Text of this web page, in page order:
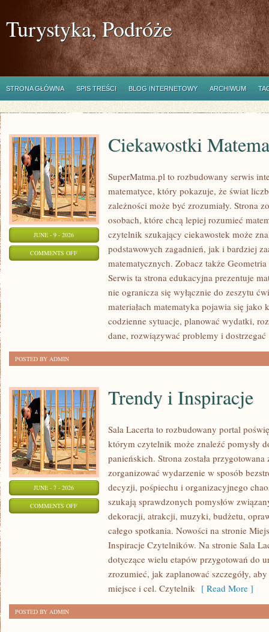
Turystyka, Podróże
STRONA GŁÓWNA SPIS TREŚCI BLOG INTERNETOWY ARCHIWUM
JUNE - 9 - 2026
COMMENTS OFFON
CIEKAWOSTKI
MATEMATYCZNE
Ciekawostki
SuperMatma.pl to rozbudowany serwis
matematyce, który pokazuje, że świat
zależności może być zrozumiały. Strona
osobach, które chcą lepiej rozumieć
czytelnik szukający ciekawostek może
podstawowych zagadnień, jak i bardziej
matematycznych. Zobacz także
Serwis ta strona edukacyjna prezentuje
nie ogranicza się wyłącznie do zeszytu
materiałach matematyka pojawia się
codzienne sytuacje, planować wydatki,
dane, rozwiązywać problemy i dostrzegać
POSTED BY ADMIN
JUNE - 7 - 2026
COMMENTS OFFON
INSPIRACJE
Trendy i Inspiracje
Sala Lacerta to rozbudowany portal
którym czytelnik może znaleźć pomysły
panieńskich. Strona została
zorganizować wydarzenie w sposób
decyzji, pośpiechu i organizacyjnego
szukają sprawdzonych pomysłów
dekoracji, atrakcji, muzyki, budżetu,
całego spotkania. Nowości na stronie
Inspiracje Czytelników. Na stronie Sala
dotyczące wielu etapów przygotowań do
zrozumieć, jak zaplanować szczegóły,
miejsce i cel. Czytelnik [ Read More ]
POSTED BY ADMIN